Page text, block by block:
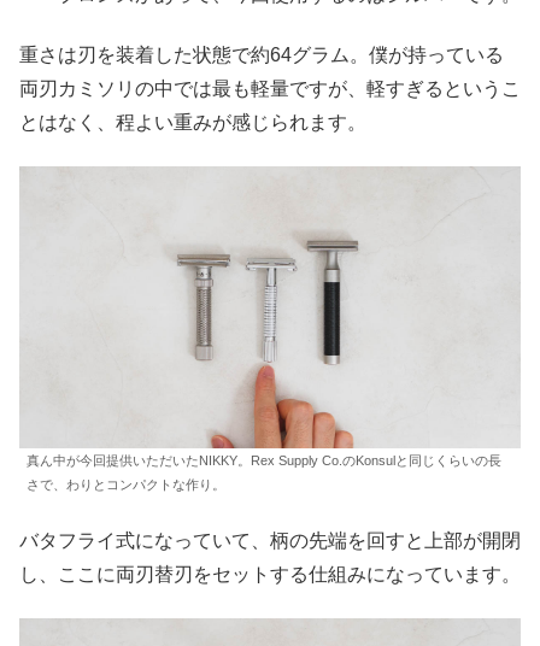
重さは刃を装着した状態で約64グラム。僕が持っている
両刃カミソリの中では最も軽量ですが、軽すぎるというこ
とはなく、程よい重みが感じられます。
真ん中が今回提供いただいたNIKKY。Rex Supply Co.のKonsulと同じくらいの長
さで、わりとコンパクトな作り。
バタフライ式になっていて、柄の先端を回すと上部が開閉
し、ここに両刃替刃をセットする仕組みになっています。